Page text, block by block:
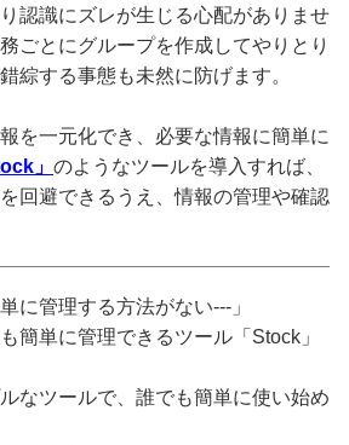
認識にズレが生じる心配がありませ
ごとにグループを作成してやりとり
綜する事態も未然に防げます。
を一元化でき、必要な情報に簡単に
」 のようなツールを導入すれば、
回避できるうえ、情報の管理や確認
に管理する方法がない---」
簡単に管理できるツール「Stock」
なツールで、誰でも簡単に使い始め